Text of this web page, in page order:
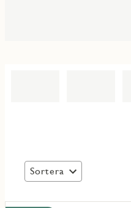
Sortera